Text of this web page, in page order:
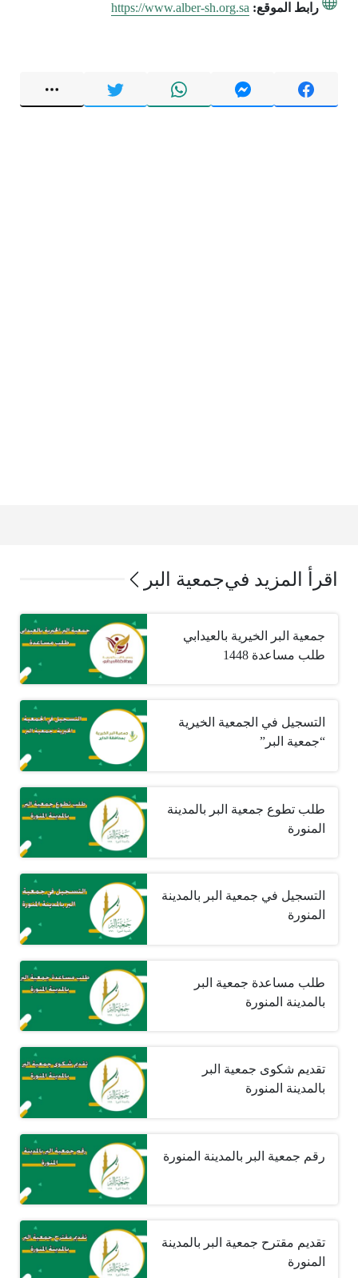
رابط الموقع: https://www.alber-sh.org.sa
اقرأ المزيد فيجمعية البر
جمعية البر الخيرية بالعيدابي
طلب مساعدة 1448
التسجيل في الجمعية الخيرية
“جمعية البر”
طلب تطوع جمعية البر بالمدينة
المنورة
التسجيل في جمعية البر بالمدينة
المنورة‎ ‎
طلب مساعدة جمعية البر
بالمدينة المنورة
تقديم شكوى جمعية البر
بالمدينة المنورة
رقم جمعية البر بالمدينة المنورة
تقديم مقترح جمعية البر بالمدينة
المنورة